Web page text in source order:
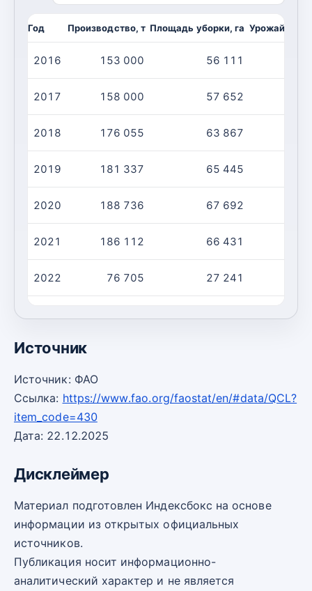
Год Производство, т Площадь уборки, га
2016 153 000 56 111
2017 158 000 57 652
2018 176 055 63 867
2019 181 337 65 445
2020 188 736 67 692
2021 186 112 66 431
2022 76 705 27 241
Источник
Источник: ФАО
Ссылка: https://www.fao.org/faostat/en/#data/QCL?
item_code=430
Дата: 22.12.2025
Дисклеймер
Материал подготовлен Индексбокс на основе
информации из открытых официальных
источников.
Публикация носит информационно-
аналитический характер и не является